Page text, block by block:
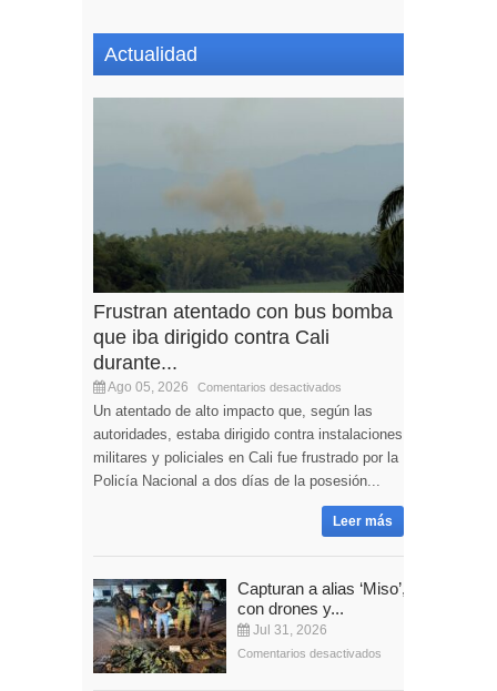
Actualidad
Frustran atentado con bus bomba
que iba dirigido contra Cali
durante...
Ago 05, 2026 Comentarios desactivados
Un atentado de alto impacto que, según las
autoridades, estaba dirigido contra instalaciones
militares y policiales en Cali fue frustrado por la
Policía Nacional a dos días de la posesión...
Leer más
Capturan a alias ‘Miso’,
con drones y...
Jul 31, 2026
Comentarios desactivados